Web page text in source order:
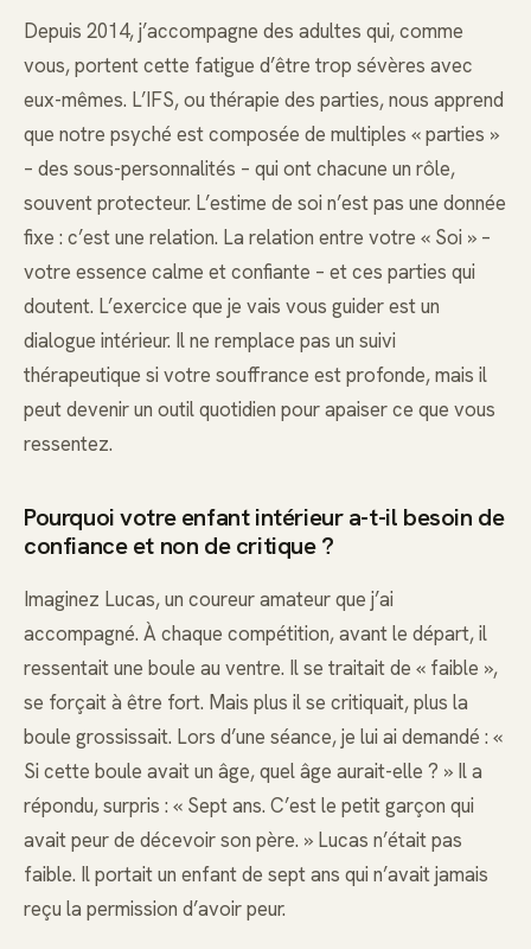
Depuis 2014, j’accompagne des adultes qui, comme
vous, portent cette fatigue d’être trop sévères avec
eux-mêmes. L’IFS, ou thérapie des parties, nous apprend
que notre psyché est composée de multiples « parties »
– des sous-personnalités – qui ont chacune un rôle,
souvent protecteur. L’estime de soi n’est pas une donnée
fixe : c’est une relation. La relation entre votre « Soi » –
votre essence calme et confiante – et ces parties qui
doutent. L’exercice que je vais vous guider est un
dialogue intérieur. Il ne remplace pas un suivi
thérapeutique si votre souffrance est profonde, mais il
peut devenir un outil quotidien pour apaiser ce que vous
ressentez.
Pourquoi votre enfant intérieur a-t-il besoin de
confiance et non de critique ?
Imaginez Lucas, un coureur amateur que j’ai
accompagné. À chaque compétition, avant le départ, il
ressentait une boule au ventre. Il se traitait de « faible »,
se forçait à être fort. Mais plus il se critiquait, plus la
boule grossissait. Lors d’une séance, je lui ai demandé : «
Si cette boule avait un âge, quel âge aurait-elle ? » Il a
répondu, surpris : « Sept ans. C’est le petit garçon qui
avait peur de décevoir son père. » Lucas n’était pas
faible. Il portait un enfant de sept ans qui n’avait jamais
reçu la permission d’avoir peur.